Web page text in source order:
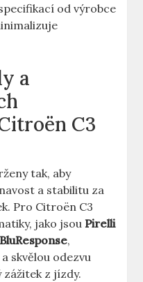
od výrobce
a
C3
tak, aby
a stabilitu za
Pro Citroën C3
jako jsouPirelli
,
skvělou odezvu
zážitek z jízdy.